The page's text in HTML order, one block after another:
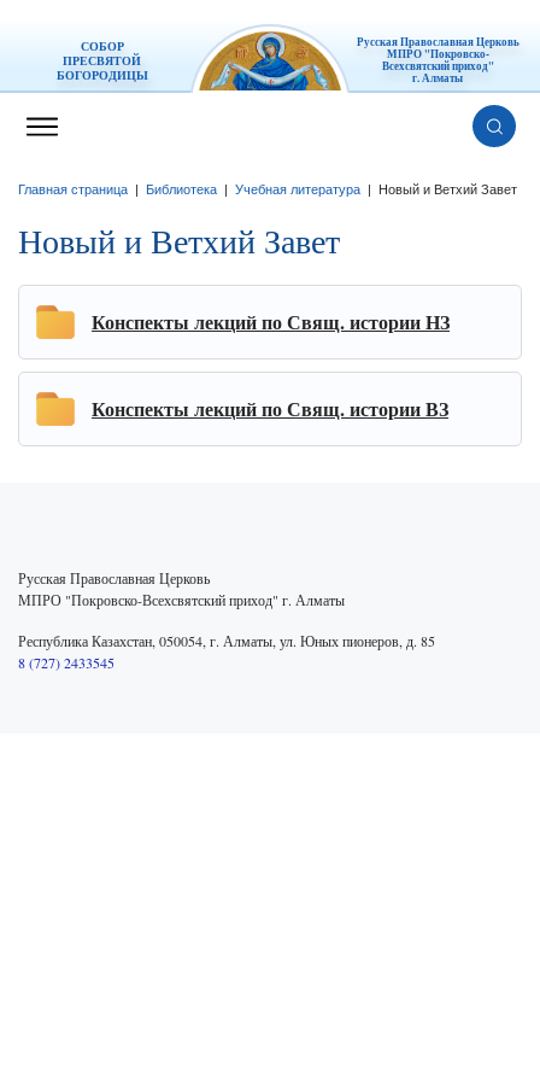
СОБОР
ПРЕСВЯТОЙ
БОГОРОДИЦЫ
Русская Православная Церковь
МПРО "Покровско-
Всехсвятский приход"
г. Алматы
Главная страница Библиотека Учебная литература Новый и Ветхий Завет
Новый и Ветхий Завет
Конспекты лекций по Свящ. истории НЗ
Конспекты лекций по Свящ. истории ВЗ
Русская Православная Церковь
МПРО "Покровско-Всехсвятский приход" г. Алматы
Республика Казахстан, 050054, г. Алматы, ул. Юных пионеров, д. 85
8 (727) 2433545